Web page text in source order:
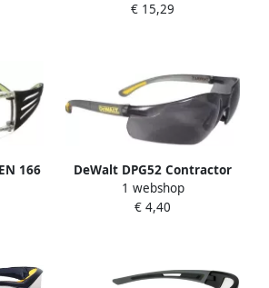
€ 15,29
166
ring
DeWalt DPG52 Contractor
Pro™ Veiligheidsbril | Getint
Glas DPG52-2DEU
1 webshop
€ 4,40